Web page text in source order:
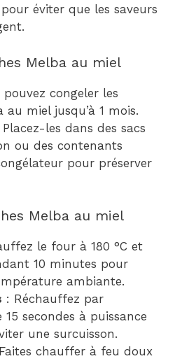
éviter que les saveurs
Melba au miel
pouvez congeler les
au miel jusqu’à 1 mois.
Placez-les dans des sacs
ou des contenants
pour préserver
Melba au miel
le four à 180 °C et
10 minutes pour
ambiante.
: Réchauffez par
secondes à puissance
une surcuisson.
chauffer à feu doux